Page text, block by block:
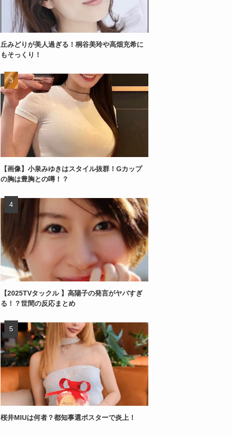
丘みどりが美人過ぎる！桐谷美玲や高畑充希に
もそっくり！
【画像】小泉みゆきはスタイル抜群！Gカップ
の胸は豊胸との噂！？
【2025TVタックル 】高陽子の発言がヤバすぎ
る！？世間の反応まとめ
桜井MIUは何者？都知事選ポスターで炎上！